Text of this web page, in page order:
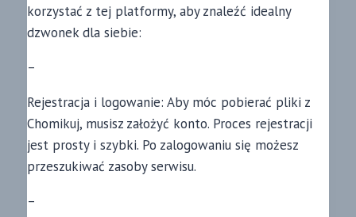
korzystać z tej platformy, aby znaleźć idealny
dzwonek dla siebie:
–
Rejestracja i logowanie: Aby móc pobierać pliki z
Chomikuj, musisz założyć konto. Proces rejestracji
jest prosty i szybki. Po zalogowaniu się możesz
przeszukiwać zasoby serwisu.
–